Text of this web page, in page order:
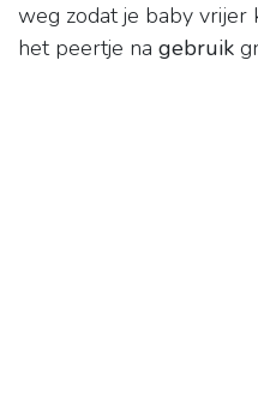
weg zodat je baby vrijer
het peertje na gebruik